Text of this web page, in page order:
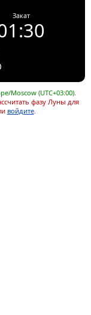
Закат
Moscow (UTC+03:00).
фазу Луны для
войдите.